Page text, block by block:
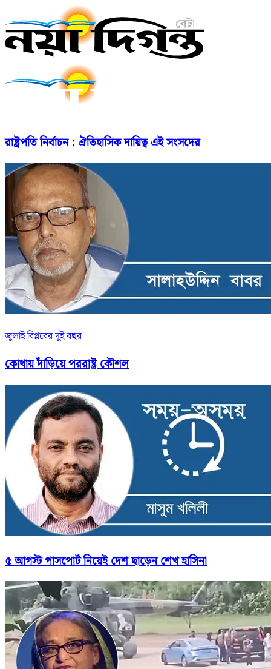
রাষ্ট্রপতি নির্বাচন : ঐতিহাসিক দায়িত্ব এই সংসদের
জুলাই বিপ্লবের দুই বছর
কোথায় দাঁড়িয়ে পররাষ্ট্র কৌশল
৫ আগস্ট পাসপোর্ট নিয়েই দেশ ছাড়েন শেখ হাসিনা